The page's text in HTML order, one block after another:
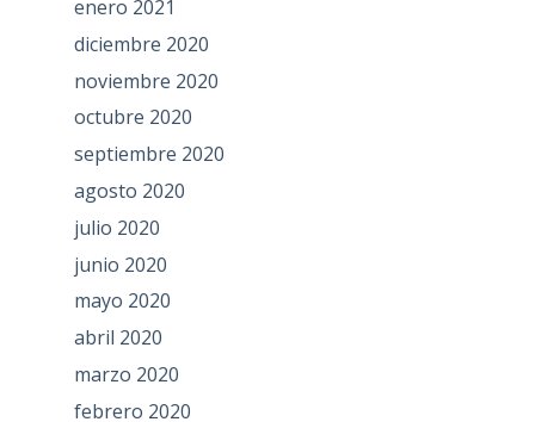
enero 2021
diciembre 2020
noviembre 2020
octubre 2020
septiembre 2020
agosto 2020
julio 2020
junio 2020
mayo 2020
abril 2020
marzo 2020
febrero 2020